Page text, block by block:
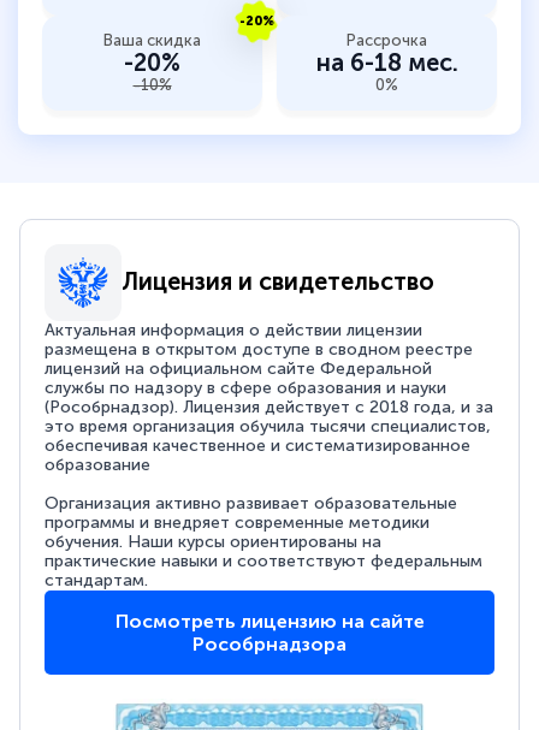
-20%
Ваша скидка
-20%
-10%
Рассрочка
на 6-18 мес.
0%
Лицензия и свидетельство
Актуальная информация о действии лицензии
размещена в открытом доступе в сводном реестре
лицензий на официальном сайте Федеральной
службы по надзору в сфере образования и науки
(Рособрнадзор). Лицензия действует с 2018 года, и за
это время организация обучила тысячи специалистов,
обеспечивая качественное и систематизированное
образование
Организация активно развивает образовательные
программы и внедряет современные методики
обучения. Наши курсы ориентированы на
практические навыки и соответствуют федеральным
стандартам.
Посмотреть лицензию на сайте
Рособрнадзора